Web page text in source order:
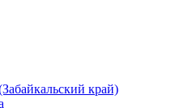
край)